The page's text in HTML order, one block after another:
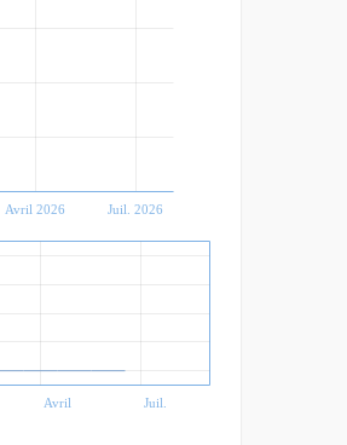
Avril 2026 Juil. 2026
Avril Juil.